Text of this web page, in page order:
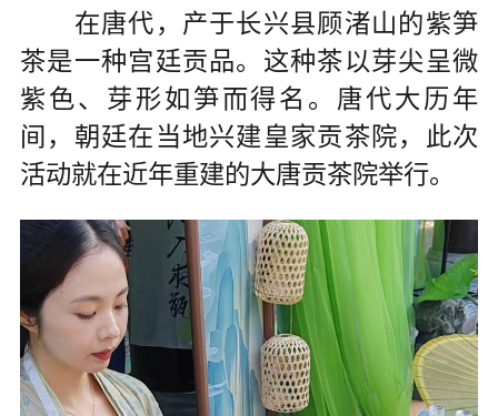
在唐代，产于长兴县顾渚山的紫笋
茶是一种宫廷贡品。这种茶以芽尖呈微
紫色、芽形如笋而得名。唐代大历年
间，朝廷在当地兴建皇家贡茶院，此次
活动就在近年重建的大唐贡茶院举行。